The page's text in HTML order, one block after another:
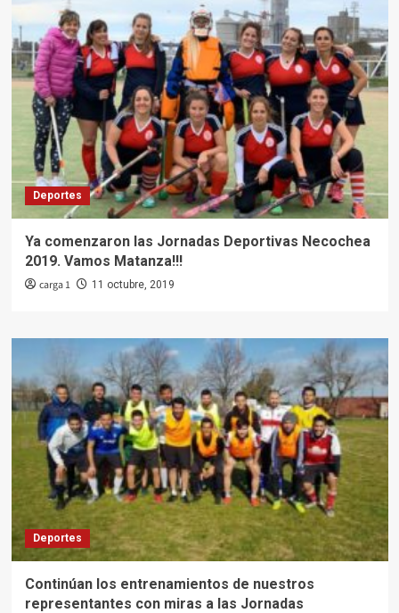
Deportes
Ya comenzaron las Jornadas Deportivas Necochea
2019. Vamos Matanza!!!
carga 1 11 octubre, 2019
Deportes
Continúan los entrenamientos de nuestros
representantes con miras a las Jornadas